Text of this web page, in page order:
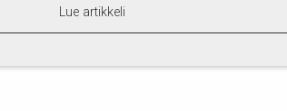
Lue artikkeli